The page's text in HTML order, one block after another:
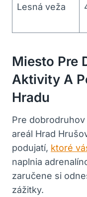
Lesná veža
Miesto Pre
Aktivity A
Hradu
Pre
areál Hrad
podujatí, ktoré
naplnia
zaručene si
⁢zážitky.